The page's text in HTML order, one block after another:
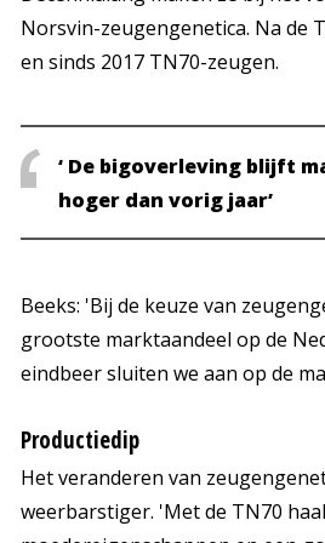
Norsvin-zeugengenetica. Na de
en sinds 2017 TN70-zeugen.
‘ De bigoverleving blijft
hoger dan vorig jaar’
Beeks: 'Bij de keuze van
grootste marktaandeel op de
eindbeer sluiten we aan op de
Productiedip
Het veranderen van
weerbarstiger. 'Met de TN70